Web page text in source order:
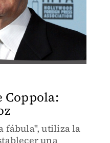
Coppola:
fábula", utiliza la
una